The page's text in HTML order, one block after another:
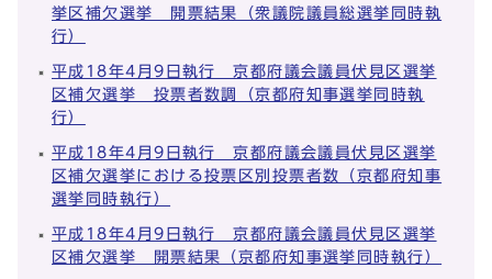
挙区補欠選挙 開票結果（衆議院議員総選挙同時執
行）
平成18年4月9日執行 京都府議会議員伏見区選挙
区補欠選挙 投票者数調（京都府知事選挙同時執
行）
平成18年4月9日執行 京都府議会議員伏見区選挙
区補欠選挙における投票区別投票者数（京都府知事
選挙同時執行）
平成18年4月9日執行 京都府議会議員伏見区選挙
区補欠選挙 開票結果（京都府知事選挙同時執行）